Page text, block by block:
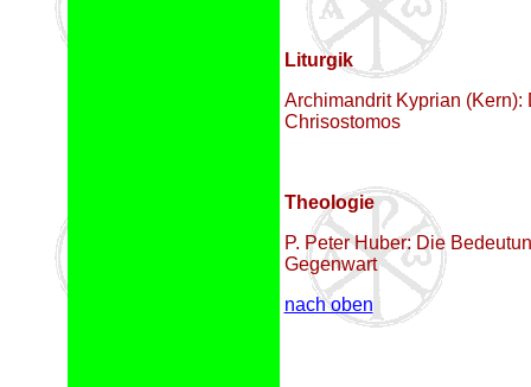
Liturgik
Archimandrit Kyprian
Chrisostomos
Theologie
P. Peter Huber: Die
Gegenwart
nach oben